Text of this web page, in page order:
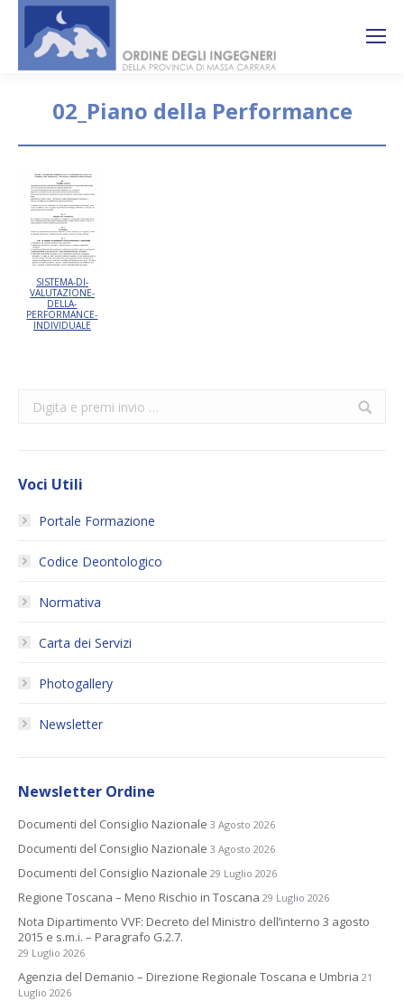
02_Piano della Performance
SISTEMA-DI-
VALUTAZIONE-
DELLA-
PERFORMANCE-
INDIVIDUALE
Search:
Voci Utili
Portale Formazione
Codice Deontologico
Normativa
Carta dei Servizi
Photogallery
Newsletter
Newsletter Ordine
Documenti del Consiglio Nazionale 3 Agosto 2026
Documenti del Consiglio Nazionale 3 Agosto 2026
Documenti del Consiglio Nazionale 29 Luglio 2026
Regione Toscana – Meno Rischio in Toscana 29 Luglio 2026
Nota Dipartimento VVF: Decreto del Ministro dell’interno 3 agosto
2015 e s.m.i. – Paragrafo G.2.7.
29 Luglio 2026
Agenzia del Demanio – Direzione Regionale Toscana e Umbria 21
Luglio 2026